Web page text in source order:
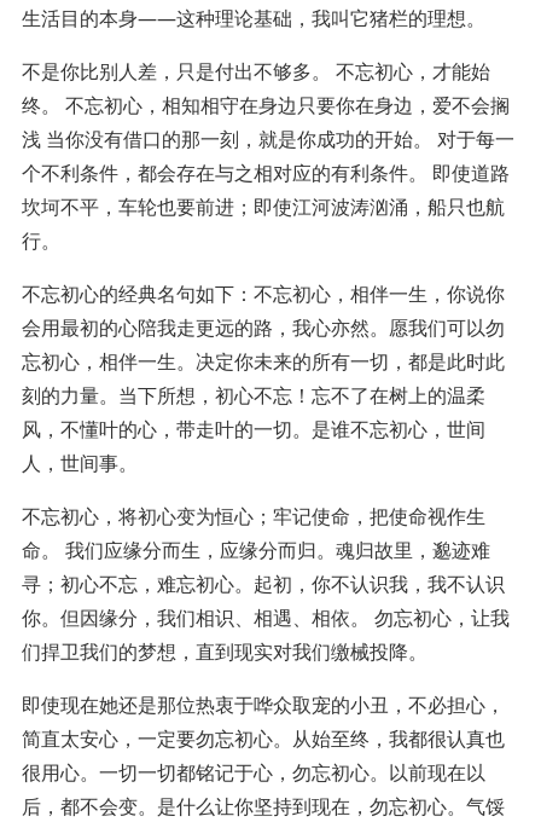
生活目的本身——这种理论基础，我叫它猪栏的理想。
不是你比别人差，只是付出不够多。 不忘初心，才能始
终。 不忘初心，相知相守在身边只要你在身边，爱不会搁
浅 当你没有借口的那一刻，就是你成功的开始。 对于每一
个不利条件，都会存在与之相对应的有利条件。 即使道路
坎坷不平，车轮也要前进；即使江河波涛汹涌，船只也航
行。
不忘初心的经典名句如下：不忘初心，相伴一生，你说你
会用最初的心陪我走更远的路，我心亦然。愿我们可以勿
忘初心，相伴一生。决定你未来的所有一切，都是此时此
刻的力量。当下所想，初心不忘！忘不了在树上的温柔
风，不懂叶的心，带走叶的一切。是谁不忘初心，世间
人，世间事。
不忘初心，将初心变为恒心；牢记使命，把使命视作生
命。 我们应缘分而生，应缘分而归。魂归故里，邈迹难
寻；初心不忘，难忘初心。起初，你不认识我，我不认识
你。但因缘分，我们相识、相遇、相依。 勿忘初心，让我
们捍卫我们的梦想，直到现实对我们缴械投降。
即使现在她还是那位热衷于哗众取宠的小丑，不必担心，
简直太安心，一定要勿忘初心。从始至终，我都很认真也
很用心。一切一切都铭记于心，勿忘初心。以前现在以
后，都不会变。是什么让你坚持到现在，勿忘初心。气馁